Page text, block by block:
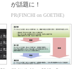
が話題に！
PR(FINCHI on GOETHE)